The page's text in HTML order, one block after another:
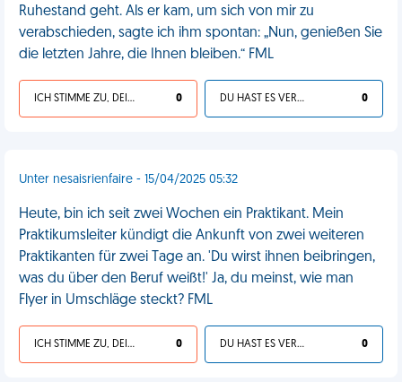
Ruhestand geht. Als er kam, um sich von mir zu
verabschieden, sagte ich ihm spontan: „Nun, genießen Sie
die letzten Jahre, die Ihnen bleiben.“ FML
ICH STIMME ZU, DEIN LEBEN IST SCHEISSE 0 DU HAST ES VERDIENT 0
Unter nesaisrienfaire - 15/04/2025 05:32
Heute, bin ich seit zwei Wochen ein Praktikant. Mein
Praktikumsleiter kündigt die Ankunft von zwei weiteren
Praktikanten für zwei Tage an. 'Du wirst ihnen beibringen,
was du über den Beruf weißt!' Ja, du meinst, wie man
Flyer in Umschläge steckt? FML
ICH STIMME ZU, DEIN LEBEN IST SCHEISSE 0 DU HAST ES VERDIENT 0